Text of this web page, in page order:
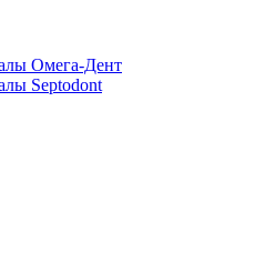
Омега-Дент
Septodont